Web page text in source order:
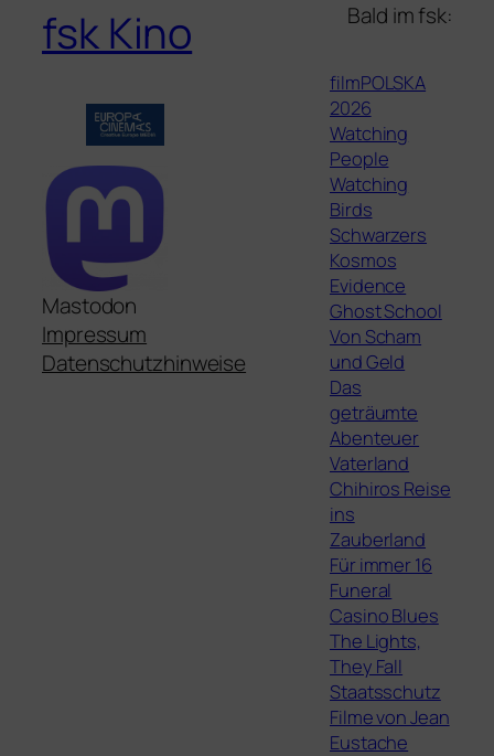
fsk Kino
Mastodon
Impressum
Datenschutzhinweise
Bald im fsk:
filmPOLSKA
2026
Watching
People
Watching
Birds
Schwarzers
Kosmos
Evidence
Ghost School
Von Scham
und Geld
Das
geträumte
Abenteuer
Vaterland
Chihiros Reise
ins
Zauberland
Für immer 16
Funeral
Casino Blues
The Lights,
They Fall
Staatsschutz
Filme von Jean
Eustache